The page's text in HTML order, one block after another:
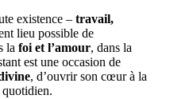
existence – travail,
lieu possible de
la foi et l’amour, dans la
est une occasion de
, d’ouvrir son cœur à la
quotidien.